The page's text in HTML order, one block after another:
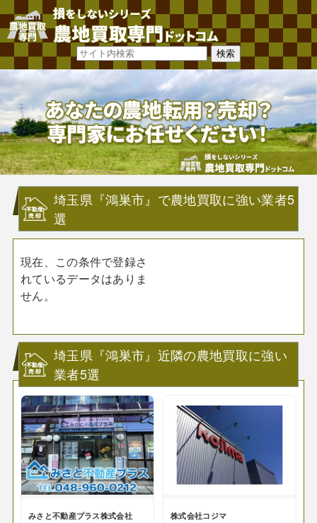
埼玉県『鴻巣市』で農地買取に強い業者5
選
現在、この条件で登録さ
れているデータはありま
せん。
埼玉県『鴻巣市』近隣の農地買取に強い
業者5選
みさと不動産プラス株式会社 株式会社コジマ